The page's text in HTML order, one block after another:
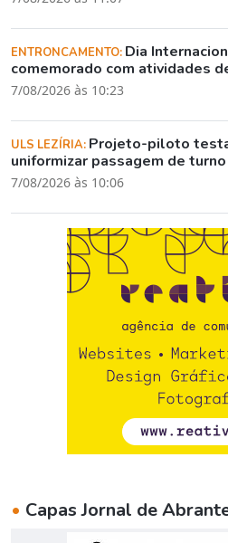
ENTRONCAMENTO: Dia
comemorado com atividades
7/08/2026 às 10:23
ULS LEZÍRIA: Projeto-piloto
uniformizar passagem de turno
7/08/2026 às 10:06
• Capas Jornal de